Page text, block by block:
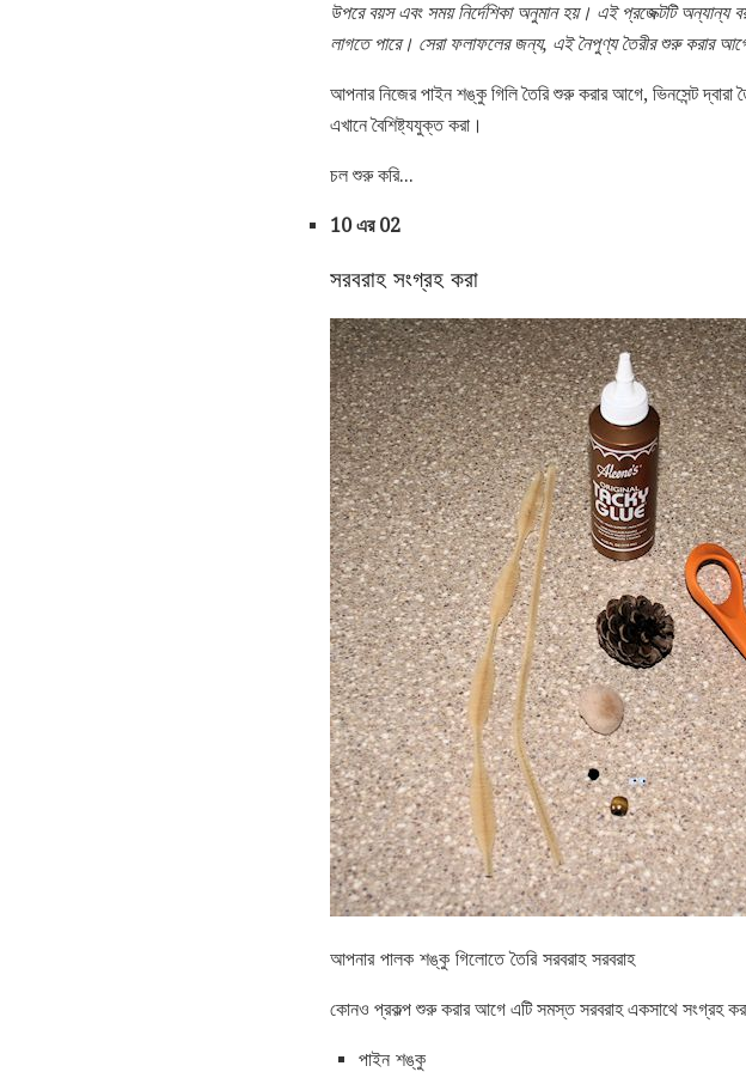
উপরে বয়স এবং সময় নির্দেশিকা অনুমান হয়। এই প্রজেক্টটি অন্যান্য
লাগতে পারে। সেরা ফলাফলের জন্য, এই নৈপুণ্য তৈরীর শুরু করার
আপনার নিজের পাইন শঙ্কু গিলি তৈরি শুরু করার আগে, ভিনসেন্ট
এখানে বৈশিষ্ট্যযুক্ত করা।
চল শুরু করি...
10 এর 02
সরবরাহ সংগ্রহ করা
আপনার পালক শঙ্কু গিলোতে তৈরি সরবরাহ সরবরাহ
কোনও প্রকল্প শুরু করার আগে এটি সমস্ত সরবরাহ একসাথে সংগ্রহ
পাইন শঙ্কু